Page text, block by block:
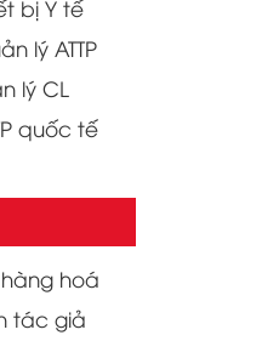
bị Y tế
lý ATTP
lý CL
quốc tế
hoá
tác giả